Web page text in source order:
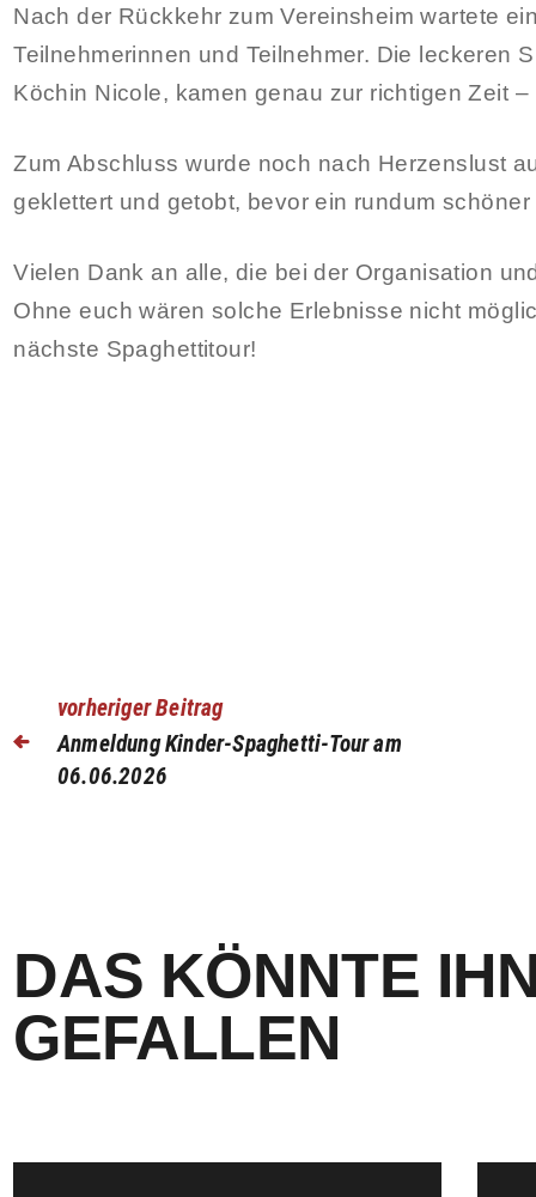
Nach der Rückkehr zum Vereinsheim wartete
Teilnehmerinnen und Teilnehmer. Die leckeren
Köchin Nicole, kamen genau zur richtigen Zeit
Zum Abschluss wurde noch nach Herzenslust
geklettert und getobt, bevor ein rundum
Vielen Dank an alle, die bei der Organisation
Ohne euch wären solche Erlebnisse nicht
nächste Spaghettitour!
vorheriger Beitrag
Anmeldung Kinder-Spaghetti-Tour am
06.06.2026
DAS KÖNNTE
GEFALLEN